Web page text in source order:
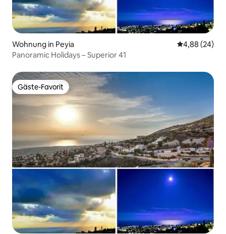
Wohnung in Peyia
4,88 (24)
Panoramic Holidays – Superior 41
Gäste-Favorit
Gäste-Favorit